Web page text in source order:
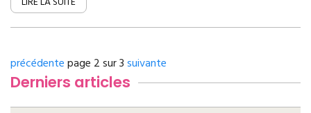
précédentepage 2 sur 3suivante
Derniers articles